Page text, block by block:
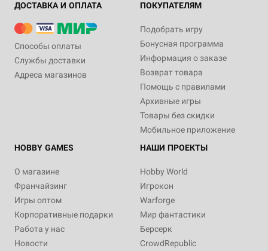
ДОСТАВКА И ОПЛАТА
Способы оплаты
Службы доставки
Адреса магазинов
ПОКУПАТЕЛЯМ
Подобрать игру
Бонусная программа
Информация о заказе
Возврат товара
Помощь с правилами
Архивные игры
Товары без скидки
Мобильное приложение
HOBBY GAMES
О магазине
Франчайзинг
Игры оптом
Корпоративные подарки
Работа у нас
Новости
НАШИ ПРОЕКТЫ
Hobby World
Игрокон
Warforge
Мир фантастики
Берсерк
CrowdRepublic